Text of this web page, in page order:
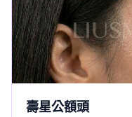
壽星公額頭